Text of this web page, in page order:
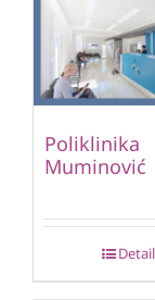
Poliklinika
Muminović